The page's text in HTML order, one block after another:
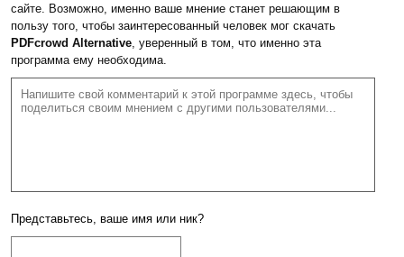
сайте. Возможно, именно ваше мнение станет решающим в
пользу того, чтобы заинтересованный человек мог скачать
PDFcrowd Alternative, уверенный в том, что именно эта
программа ему необходима.
Представьтесь, ваше имя или ник?